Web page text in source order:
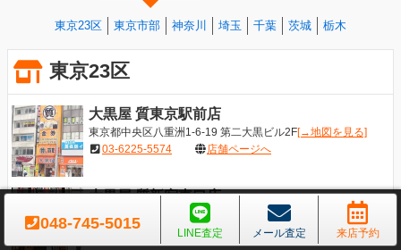
東京23区 東京市部 神奈川 埼玉 千葉 茨城 栃木
東京23区
大黒屋 質東京駅前店
東京都中央区八重洲1-6-19 第二大黒ビル2F[→地図を見る]
03-6225-5574
店舗ページへ
大黒屋 質新宿東口店
東京都新宿区新宿3-24-7 FK324ビル
[→地図を見る]
03-5366-3655
店舗ページへ
048-745-5015
LINE査定 メール査定 来店予約